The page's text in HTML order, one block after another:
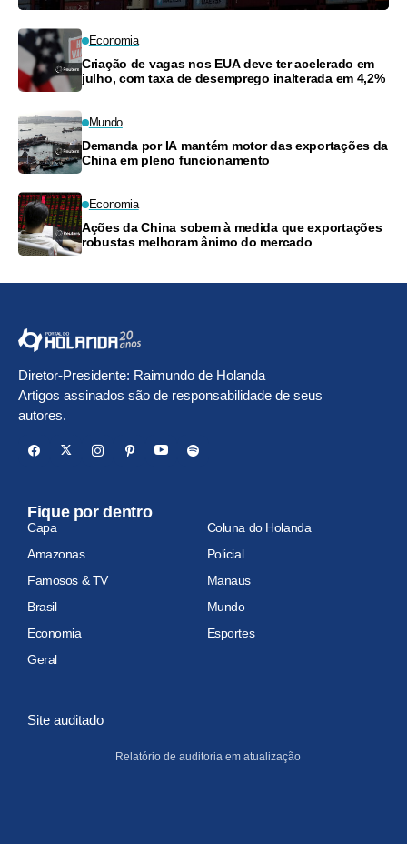
Economia
Criação de vagas nos EUA deve ter acelerado em
julho, com taxa de desemprego inalterada em 4,2%
Mundo
Demanda por IA mantém motor das exportações da
China em pleno funcionamento
Economia
Ações da China sobem à medida que exportações
robustas melhoram ânimo do mercado
Diretor-Presidente: Raimundo de Holanda
Artigos assinados são de responsabilidade de seus
autores.
Fique por dentro
Capa
Coluna do Holanda
Amazonas
Policial
Famosos & TV
Manaus
Brasil
Mundo
Economia
Esportes
Geral
Site auditado
Relatório de auditoria em atualização